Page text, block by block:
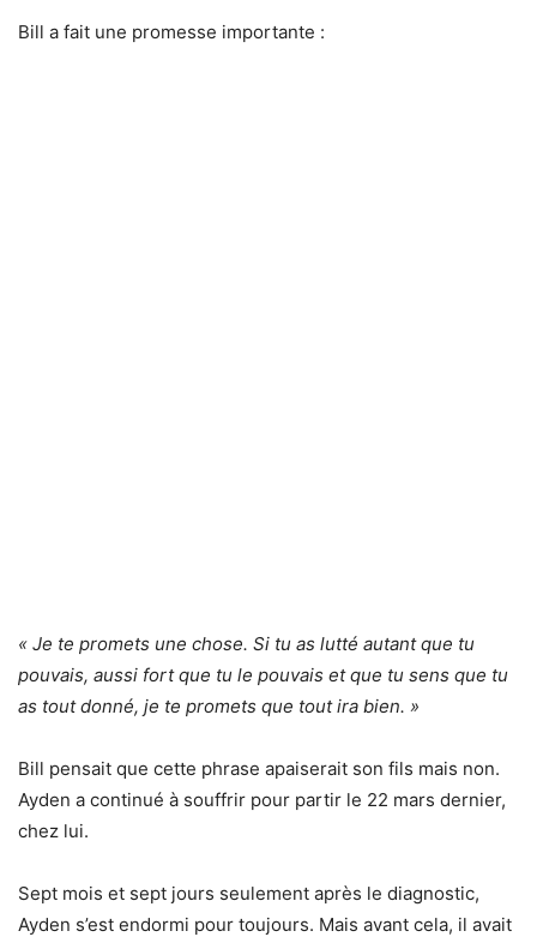
Bill a fait une promesse importante :
« Je te promets une chose. Si tu as lutté autant que tu
pouvais, aussi fort que tu le pouvais et que tu sens que tu
as tout donné, je te promets que tout ira bien. »
Bill pensait que cette phrase apaiserait son fils mais non.
Ayden a continué à souffrir pour partir le 22 mars dernier,
chez lui.
Sept mois et sept jours seulement après le diagnostic,
Ayden s’est endormi pour toujours. Mais avant cela, il avait